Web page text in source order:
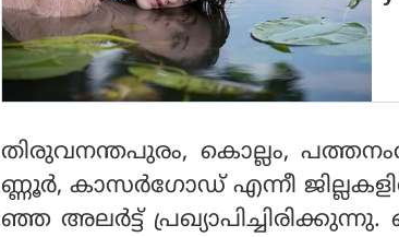
തിരുവനന്തപുരം, കൊല്ലം,
ണ്ണൂര്‍, കാസര്‍ഗോഡ് എന്നീ
ഞ്ഞ അലര്‍ട്ട്